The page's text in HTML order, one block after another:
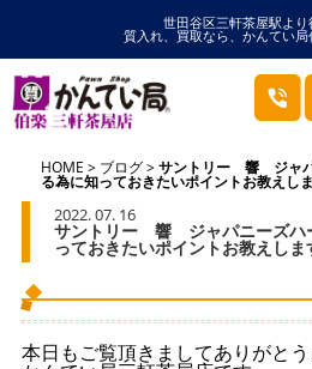
世田谷区三軒茶屋駅より
質入れ、買取なら、かんてい
HOME ブログ サントリー 響 ジャパ
る為に知っておきたいポイントお教えしま
2022. 07. 16
サントリー 響 ジャパニーズハ
っておきたいポイントお教えしま
本日もご覧頂きましてありがとう